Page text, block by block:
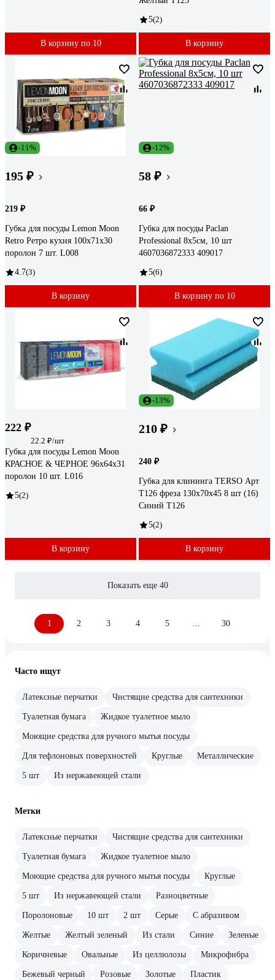
В корзину по 10
5(2)
В корзину
-11%
195 ₽
219 ₽
Губка для посуды Lemon Moon
Retro Ретро кухня 100x71x30
поролон 7 шт. L008
4.7(3)
В корзину
-12%
58 ₽
66 ₽
Губка для посуды Paclan
Professional 8x5см, 10 шт
4607036872333 409017
5(6)
В корзину по 10
222 ₽
22.2 ₽/шт
Губка для посуды Lemon Moon
КРАСНОЕ & ЧЕРНОЕ 96x64x31
поролон 10 шт. L016
5(2)
В корзину
-13%
210 ₽
240 ₽
Губка для клининга TERSO Арт
Т126 фреза 130x70x45 8 шт (16)
Синий T126
5(2)
В корзину
Показать еще 40
1 2 3 4 5 30
Часто ищут
Латексные перчатки Чистящие средства для сантехники
Туалетная бумага Жидкое туалетное мыло
Моющие средства для ручного мытья посуды
Для тефлоновых поверхностей Круглые Металлические
5 шт Из нержавеющей стали
Метки
Латексные перчатки Чистящие средства для сантехники
Туалетная бумага Жидкое туалетное мыло
Моющие средства для ручного мытья посуды Круглые
5 шт Из нержавеющей стали Разноцветные
Поролоновые 10 шт 2 шт Серые С абразивом
Желтые Желтый зеленый Из стали Синие Зеленые
Коричневые Овальные Из целлюлозы Микрофибра
Бежевый черный Розовые Золотые Пластик